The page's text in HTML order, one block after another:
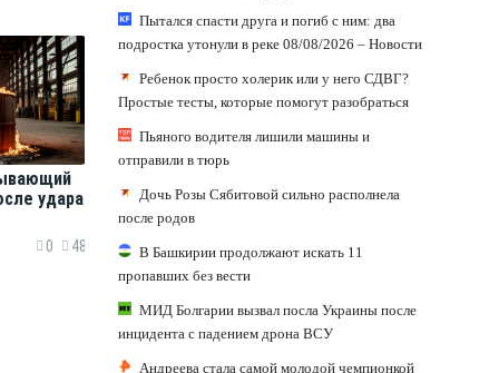
удара
0 48
Пытался спасти друга и погиб с ним: два
подростка утонули в реке 08/08/2026 – Новости
Ребенок просто холерик или у него СДВГ?
Простые тесты, которые помогут разобраться
Пьяного водителя лишили машины и
отправили в тюрь
Дочь Розы Сябитовой сильно располнела
после родов
В Башкирии продолжают искать 11
пропавших без вести
МИД Болгарии вызвал посла Украины после
инцидента с падением дрона ВСУ
Андреева стала самой молодой чемпионкой